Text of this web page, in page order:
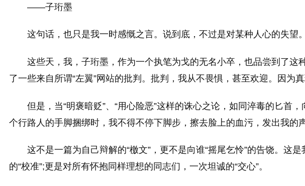
——子珩墨
这句话，也只是我一时感慨之言。说到底，不过是对某种人心的失
这些天，我，子珩墨，作为一个执笔为戈的无名小卒，也品尝到了这
了一些来自所谓“左翼”网站的批判。批判，我从不畏惧，甚至欢迎。因为
但是，当“明褒暗贬”、“用心险恶”这样的诛心之论，如同淬毒的匕首
个行路人的手脚捆绑时，我不得不停下脚步，擦去脸上的血污，发出我的声
这不是一篇为自己辩解的“檄文”，更不是向谁“摇尾乞怜”的告饶。这
的“校准”;更是对所有怀抱同样理想的同志们，一次坦诚的“交心”。